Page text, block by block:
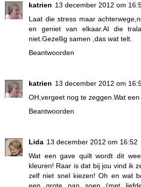
katrien 13 december 2012 om
Laat die stress maar
en geniet van elkaar.Al die
niet.Gezellig samen ,das wat telt.
Beantwoorden
katrien 13 december 2012 om
OH,vergeet nog te zeggen.Wat een
Beantwoorden
Lida 13 december 2012 om 16:52
Wat een gave quilt wordt dit
kleuren! Raar is dat bij jou vind ik
zelf niet snel kiezen! Oh en wat